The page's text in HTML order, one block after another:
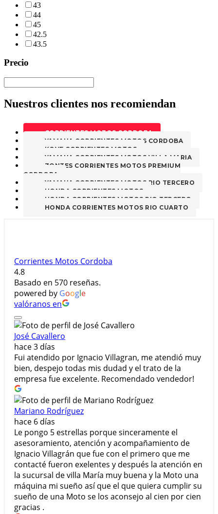
43
44
45
42.5
43.5
Precio
Nuestros clientes nos recomiendan
CORRIENTES MOTOS CORDOBA
YAMAHA CORRIENTES MOTOS CORDOBA
KOVE CORRIENTES MOTOS
YAMAHA CORRIENTES MOTOS VILLA MARIA
ZONTES CORRIENTES MOTOS PREMIUM
CORDOBA
YAMAHA CORRIENTES MOTOS RIO TERCERO
HONDA CORRIENTES MOTOS
HONDA CORRIENTES MOTOS RIO TERCERO
HONDA CORRIENTES MOTOS RIO CUARTO
Corrientes Motos Cordoba
4.8
Basado en 570 reseñas.
powered by Google
valóranos en
José Cavallero
hace 3 días
Fui atendido por Ignacio Villagran, me atendió muy
bien, despejo todas mis dudad y el trato de la
empresa fue excelente. Recomendado vendedor!
Mariano Rodríguez
hace 6 días
Le pongo 5 estrellas porque sinceramente el
asesoramiento, atención y acompañamiento de
Ignacio Villagrán que fue con el primero que me
contacté fueron exelentes y después la atención en
la sucursal de villa María muy buena y la Moto una
máquina mi sueño así que el que quiera cumplir su
sueño de una Moto se los aconsejo al cien por cien
gracias .